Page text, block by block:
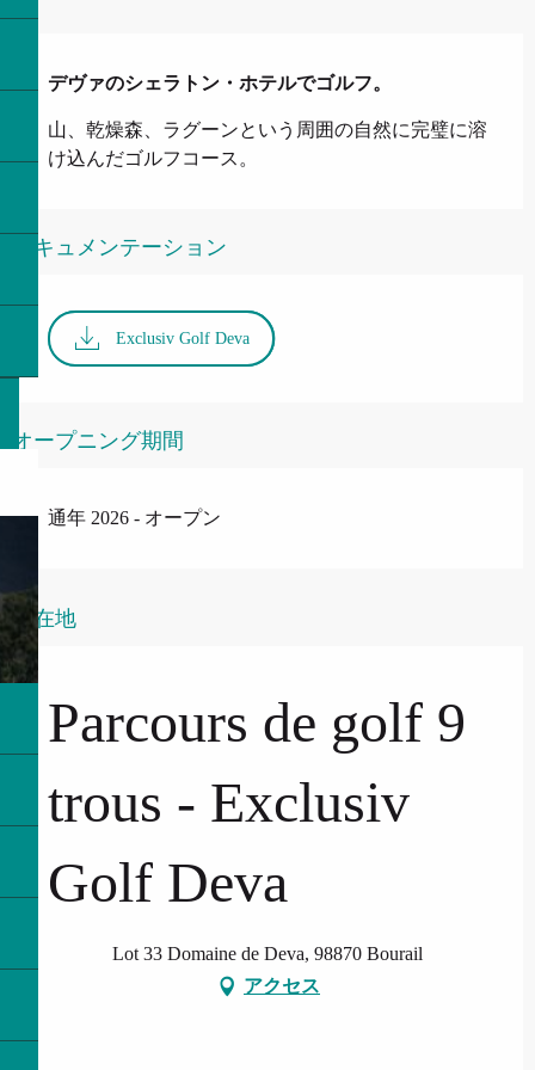
デヴァのシェラトン・ホテルでゴルフ。
山、乾燥森、ラグーンという周囲の自然に完璧に溶
け込んだゴルフコース。
ドキュメンテーション
Exclusiv Golf Deva
オープニング期間
通年 2026 - オープン
所在地
Parcours de golf 9
trous - Exclusiv
Golf Deva
Lot 33 Domaine de Deva, 98870 Bourail
アクセス